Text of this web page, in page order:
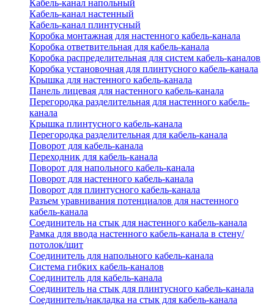
Кабель-канал напольный
Кабель-канал настенный
Кабель-канал плинтусный
Коробка монтажная для настенного кабель-канала
Коробка ответвительная для кабель-канала
Коробка распределительная для систем кабель-каналов
Коробка установочная для плинтусного кабель-канала
Крышка для настенного кабель-канала
Панель лицевая для настенного кабель-канала
Перегородка разделительная для настенного кабель-
канала
Крышка плинтусного кабель-канала
Перегородка разделительная для кабель-канала
Поворот для кабель-канала
Переходник для кабель-канала
Поворот для напольного кабель-канала
Поворот для настенного кабель-канала
Поворот для плинтусного кабель-канала
Разъем уравнивания потенциалов для настенного
кабель-канала
Соединитель на стык для настенного кабель-канала
Рамка для ввода настенного кабель-канала в стену/
потолок/щит
Соединитель для напольного кабель-канала
Система гибких кабель-каналов
Соединитель для кабель-канала
Соединитель на стык для плинтусного кабель-канала
Соединитель/накладка на стык для кабель-канала